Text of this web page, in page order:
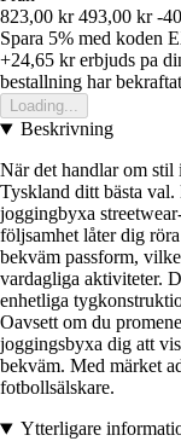
823,00 kr 493,00 kr -
Spara 5% med koden
+24,65 krerbjuds pa
bestallning har
Loading...
Beskrivning
När det handlar om
Tyskland ditt bästa val.
joggingbyxa
följsamhet låter dig
bekväm passform,
vardagliga aktiviteter.
enhetliga
Oavsett om du
joggingsbyxa dig att
bekväm. Med märket
fotbollsälskare.
Ytterligare